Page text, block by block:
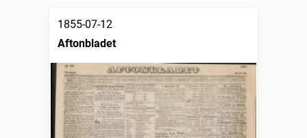
1855-07-12
Aftonbladet